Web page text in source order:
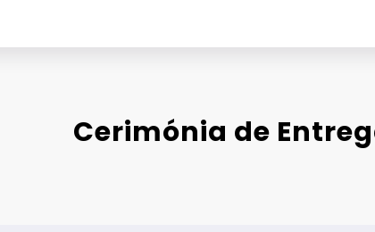
Cerimónia de